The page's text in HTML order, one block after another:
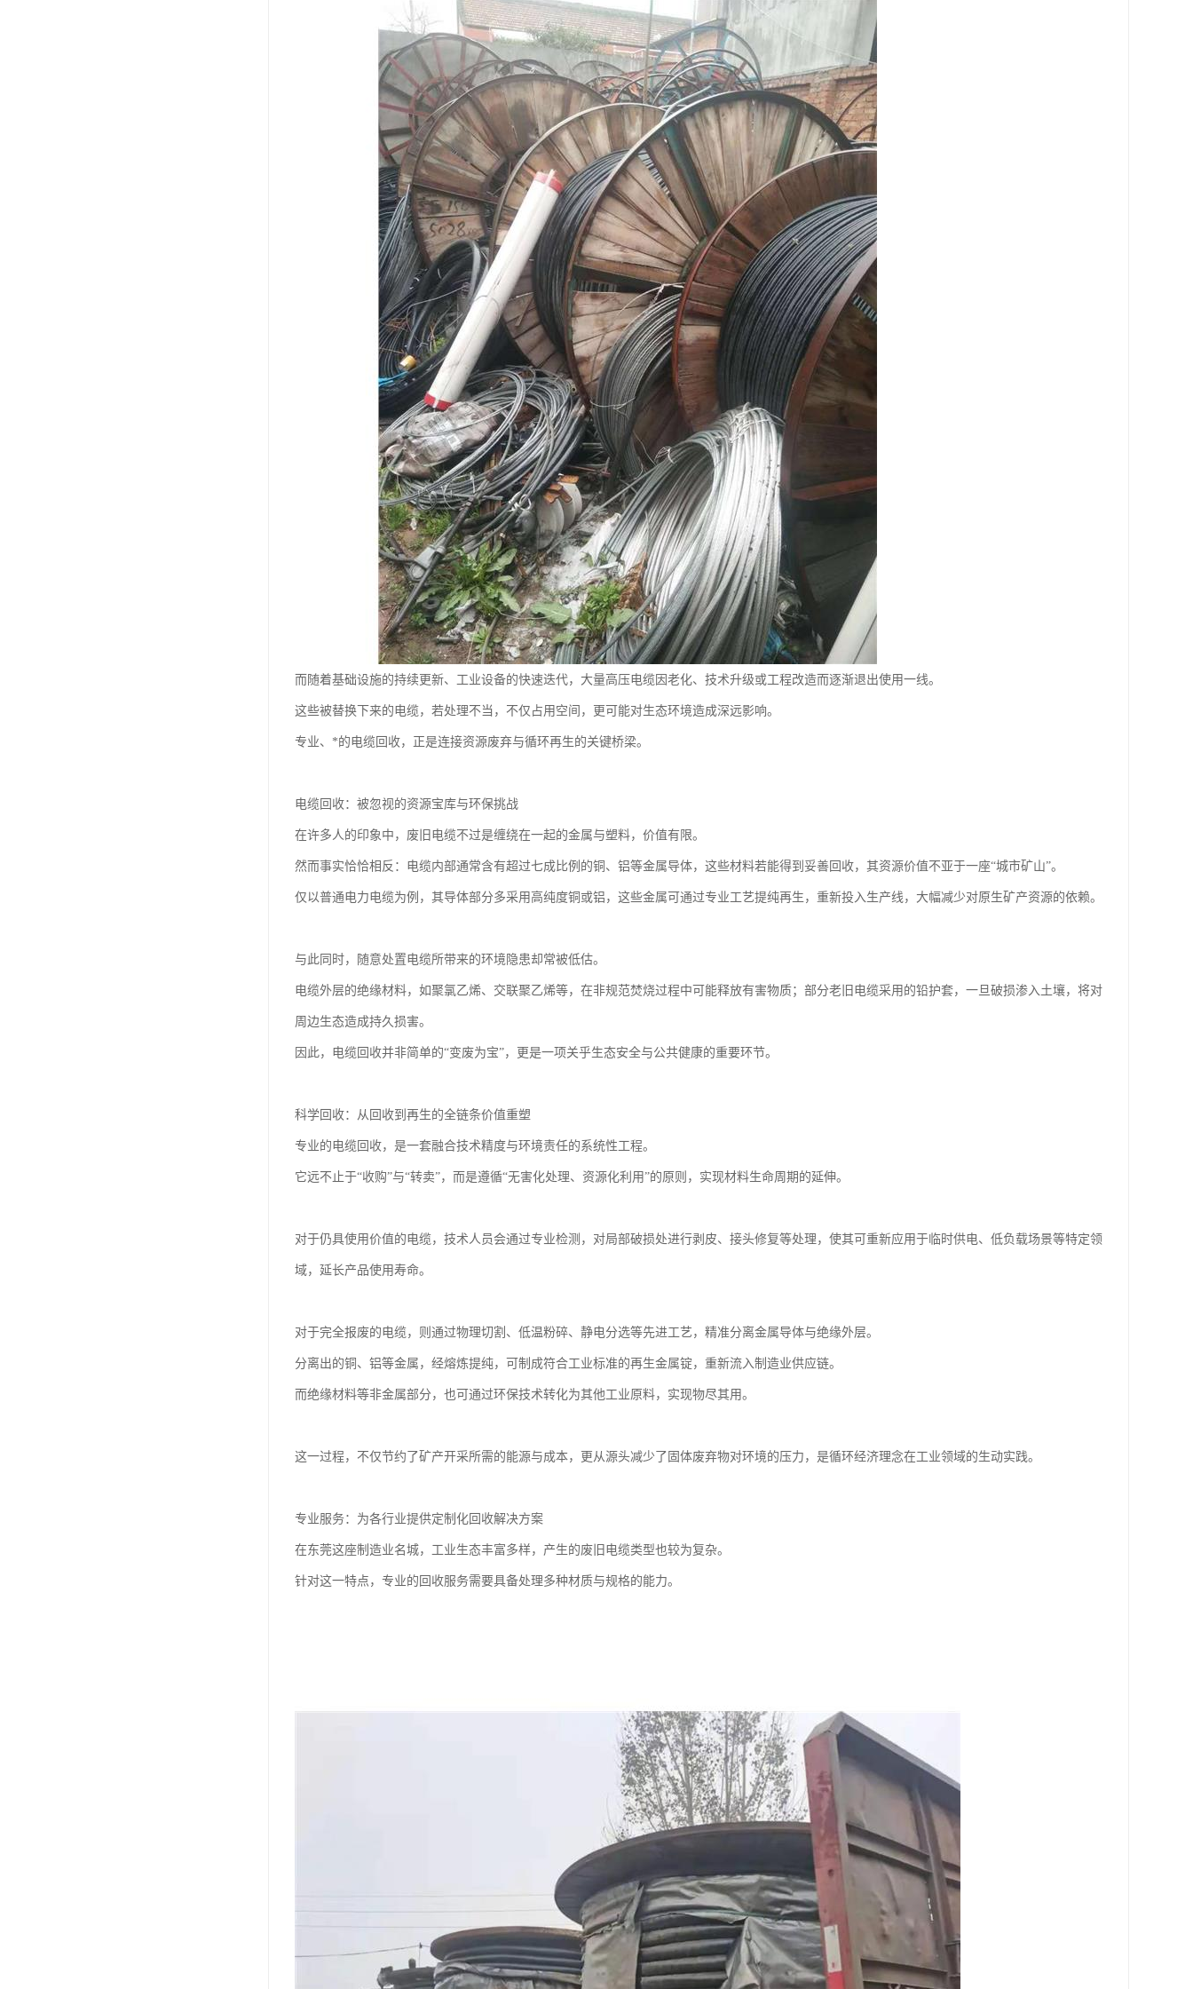
而随着基础设施的持续更新、工业设备的快速迭代，大量高压电缆因老化、技术升级或工程改造而逐渐退出使用一线。
这些被替换下来的电缆，若处理不当，不仅占用空间，更可能对生态环境造成深远影响。
专业、*的电缆回收，正是连接资源废弃与循环再生的关键桥梁。
电缆回收：被忽视的资源宝库与环保挑战
在许多人的印象中，废旧电缆不过是缠绕在一起的金属与塑料，价值有限。
然而事实恰恰相反：电缆内部通常含有超过七成比例的铜、铝等金属导体，这些材料若能得到妥善回收，其资源价值不亚于一座“城市矿山”。
仅以普通电力电缆为例，其导体部分多采用高纯度铜或铝，这些金属可通过专业工艺提纯再生，重新投入生产线，大幅减少对原生矿产资源的依赖。
与此同时，随意处置电缆所带来的环境隐患却常被低估。
电缆外层的绝缘材料，如聚氯乙烯、交联聚乙烯等，在非规范焚烧过程中可能释放有害物质；部分老旧电缆采用的铅护套，一旦破损渗入土壤，将对
周边生态造成持久损害。
因此，电缆回收并非简单的“变废为宝”，更是一项关乎生态安全与公共健康的重要环节。
科学回收：从回收到再生的全链条价值重塑
专业的电缆回收，是一套融合技术精度与环境责任的系统性工程。
它远不止于“收购”与“转卖”，而是遵循“无害化处理、资源化利用”的原则，实现材料生命周期的延伸。
对于仍具使用价值的电缆，技术人员会通过专业检测，对局部破损处进行剥皮、接头修复等处理，使其可重新应用于临时供电、低负载场景等特定领
域，延长产品使用寿命。
对于完全报废的电缆，则通过物理切割、低温粉碎、静电分选等先进工艺，精准分离金属导体与绝缘外层。
分离出的铜、铝等金属，经熔炼提纯，可制成符合工业标准的再生金属锭，重新流入制造业供应链。
而绝缘材料等非金属部分，也可通过环保技术转化为其他工业原料，实现物尽其用。
这一过程，不仅节约了矿产开采所需的能源与成本，更从源头减少了固体废弃物对环境的压力，是循环经济理念在工业领域的生动实践。
专业服务：为各行业提供定制化回收解决方案
在东莞这座制造业名城，工业生态丰富多样，产生的废旧电缆类型也较为复杂。
针对这一特点，专业的回收服务需要具备处理多种材质与规格的能力。